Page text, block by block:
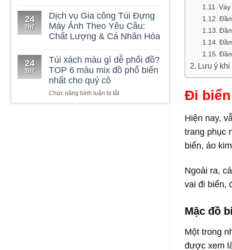
24
Th7
Dịch vụ Gia công Túi Đựng
Máy Ảnh Theo Yêu Cầu:
Chất Lượng & Cá Nhân Hóa
24
Th7
Túi xách màu gì dễ phối đồ?
TOP 6 màu mix đồ phổ biến
nhất cho quý cô
Chức năng bình luận bị tắtở
Túi
Lưu ý
Đi
Hiện nay,
trang phục
biển, áo
Ngoài ra,
vai đi biển,
Mặc đồ
Một trong
được xem